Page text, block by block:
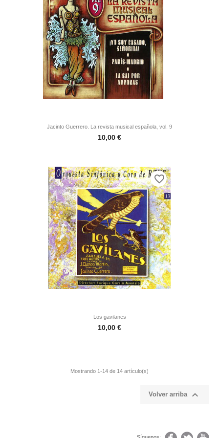
Jacinto Guerrero. La revista musical española, vol. 9
Precio
10,00 €
Los gavilanes
Precio
10,00 €
favorite_border
Mostrando 1-14 de 14 artículo(s)
Volver arriba 